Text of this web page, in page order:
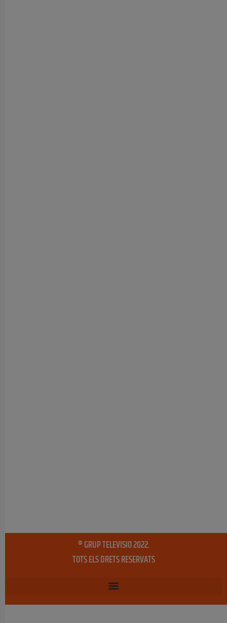
® GRUP TELEVISIO 2022.
TOTS ELS DRETS RESERVATS